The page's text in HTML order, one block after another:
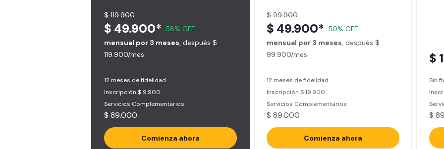
$ 119.900
$ 49.900* 58% OFF
mensual por 3 meses, después $
119.900/mes
12 meses de fidelidad
Inscripción $ 9.900
Servicios Complementarios
$ 89.000
Comienza ahora
$ 99.900
$ 49.900* 50% OFF
mensual por 3 meses, después $
99.900/mes
12 meses de fidelidad
Inscripción $ 19.900
Servicios Complementarios
$ 89.000
Comienza ahora
$
Sin
$